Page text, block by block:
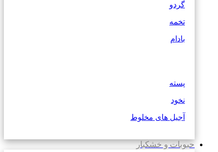
گردو
تخمه
بادام
پسته
نخود
آجیل های مخلوط
حبوبات و خشکبار